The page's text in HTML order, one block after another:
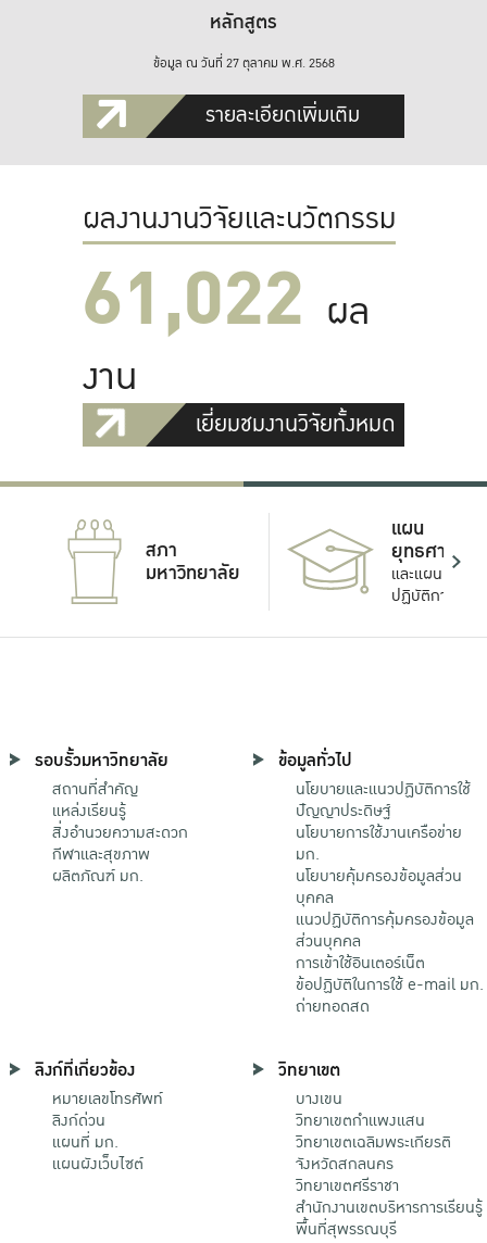
หลักสูตร
ข้อมูล ณ วันที่ 27 ตุลาคม พ.ศ. 2568
รายละเอียดเพิ่มเติม
ผลงานงานวิจัยและนวัตกรรม
61,022 ผล
งาน
เยี่ยมชมงานวิจัยทั้งหมด
สภา
มหาวิทยาลัย
แผน
ยุทธศาสตร์
และแผน
ปฏิบัติการ
รอบรั้วมหาวิทยาลัย
สถานที่สำคัญ
แหล่งเรียนรู้
สิ่งอำนวยความสะดวก
กีฬาและสุขภาพ
ผลิตภัณฑ์ มก.
ข้อมูลทั่วไป
นโยบายและแนวปฏิบัติการใช้
ปัญญาประดิษฐ์
นโยบายการใช้งานเครือข่าย
มก.
นโยบายคุ้มครองข้อมูลส่วน
บุคคล
แนวปฏิบัติการคุ้มครองข้อมูล
ส่วนบุคคล
การเข้าใช้อินเตอร์เน็ต
ข้อปฏิบัติในการใช้ e-mail มก.
ถ่ายทอดสด
ลิงก์ที่เกี่ยวข้อง
หมายเลขโทรศัพท์
ลิงก์ด่วน
แผนที่ มก.
แผนผังเว็บไซต์
วิทยาเขต
บางเขน
วิทยาเขตกําแพงแสน
วิทยาเขตเฉลิมพระเกียรติ
จังหวัดสกลนคร
วิทยาเขตศรีราชา
สำนักงานเขตบริหารการเรียนรู้
พื้นที่สุพรรณบุรี